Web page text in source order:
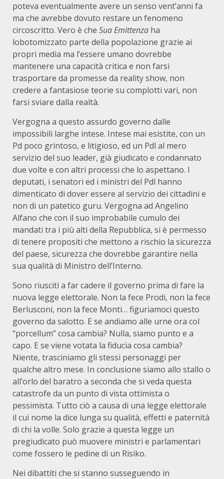
poteva eventualmente avere un senso vent’anni fa
ma che avrebbe dovuto restare un fenomeno
circoscritto. Vero è che Sua Emittenza ha
lobotomizzato parte della popolazione grazie ai
propri media ma l’essere umano dovrebbe
mantenere una capacità critica e non farsi
trasportare da promesse da reality show, non
credere a fantasiose teorie su complotti vari, non
farsi sviare dalla realtà.
Vergogna a questo assurdo governo dalle
impossibili larghe intese. Intese mai esistite, con un
Pd poco grintoso, e litigioso, ed un Pdl al mero
servizio del suo leader, già giudicato e condannato
due volte e con altri processi che lo aspettano. I
deputati, i senatori ed i ministri del Pdl hanno
dimenticato di dover essere al servizio dei cittadini e
non di un patetico guru. Vergogna ad Angelino
Alfano che con il suo improbabile cumulo dei
mandati tra i più alti della Repubblica, si è permesso
di tenere propositi che mettono a rischio la sicurezza
del paese, sicurezza che dovrebbe garantire nella
sua qualità di Ministro dell’Interno.
Sono riusciti a far cadere il governo prima di fare la
nuova legge elettorale. Non la fece Prodi, non la fece
Berlusconi, non la fece Monti… figuriamoci questo
governo da salotto. E se andiamo alle urne ora col
“porcellum” cosa cambia? Nulla, siamo punto e a
capo. E se viene votata la fiducia cosa cambia?
Niente, trasciniamo gli stessi personaggi per
qualche altro mese. In conclusione siamo allo stallo o
all’orlo del baratro a seconda che si veda questa
catastrofe da un punto di vista ottimista o
pessimista. Tutto ciò a causa di una legge elettorale
il cui nome la dice lunga su qualità, effetti e paternità
di chi la volle. Solo grazie a questa legge un
pregiudicato può muovere ministri e parlamentari
come fossero le pedine di un Risiko.
Nei dibattiti che si stanno susseguendo in